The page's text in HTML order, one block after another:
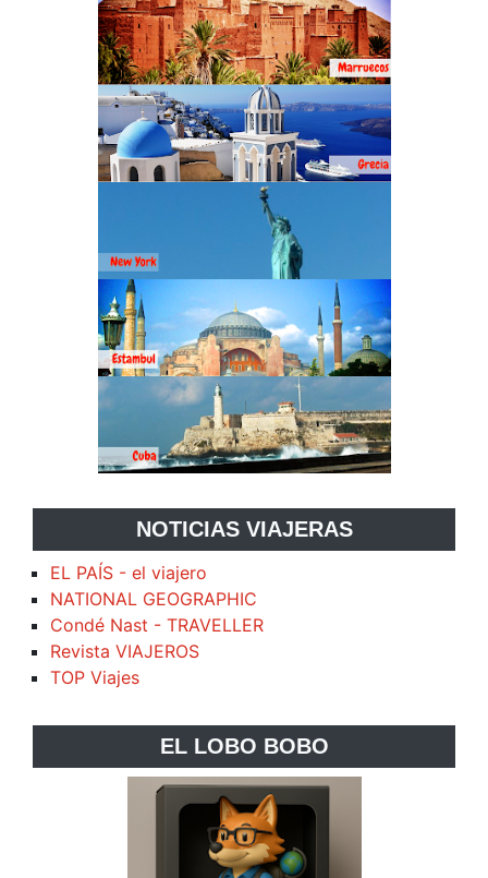
NOTICIAS VIAJERAS
EL PAÍS - el viajero
NATIONAL GEOGRAPHIC
Condé Nast - TRAVELLER
Revista VIAJEROS
TOP Viajes
EL LOBO BOBO